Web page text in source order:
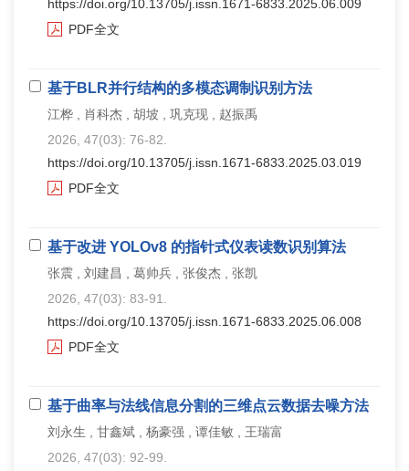
https://doi.org/10.13705/j.issn.1671-6833.2025.06.009
PDF全文
基于BLR并行结构的多模态调制识别方法
江桦 , 肖科杰 , 胡坡 , 巩克现 , 赵振禹
2026, 47(03): 76-82.
https://doi.org/10.13705/j.issn.1671-6833.2025.03.019
PDF全文
基于改进 YOLOv8 的指针式仪表读数识别算法
张震 , 刘建昌 , 葛帅兵 , 张俊杰 , 张凯
2026, 47(03): 83-91.
https://doi.org/10.13705/j.issn.1671-6833.2025.06.008
PDF全文
基于曲率与法线信息分割的三维点云数据去噪方法
刘永生 , 甘鑫斌 , 杨豪强 , 谭佳敏 , 王瑞富
2026, 47(03): 92-99.